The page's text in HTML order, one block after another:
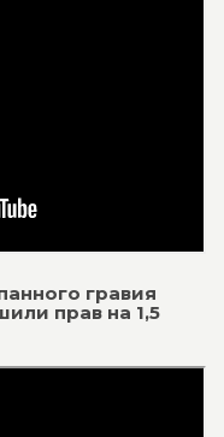
гравия
прав на 1,5